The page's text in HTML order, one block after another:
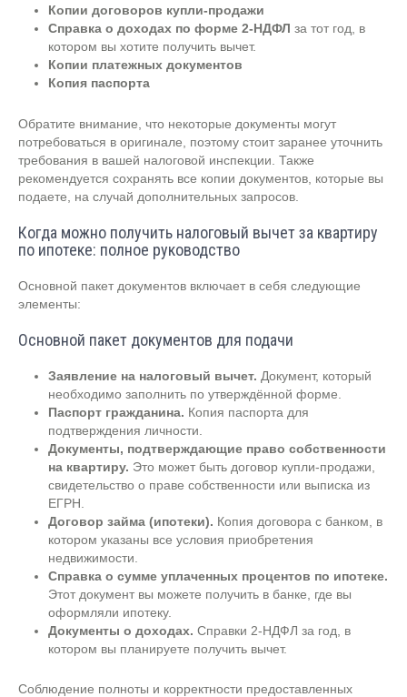
Копии договоров купли-продажи
Справка о доходах по форме 2-НДФЛ за тот год, в
котором вы хотите получить вычет.
Копии платежных документов
Копия паспорта
Обратите внимание, что некоторые документы могут
потребоваться в оригинале, поэтому стоит заранее уточнить
требования в вашей налоговой инспекции. Также
рекомендуется сохранять все копии документов, которые вы
подаете, на случай дополнительных запросов.
Когда можно получить налоговый вычет за квартиру
по ипотеке: полное руководство
Основной пакет документов включает в себя следующие
элементы:
Основной пакет документов для подачи
Заявление на налоговый вычет. Документ, который
необходимо заполнить по утверждённой форме.
Паспорт гражданина. Копия паспорта для
подтверждения личности.
Документы, подтверждающие право собственности
на квартиру. Это может быть договор купли-продажи,
свидетельство о праве собственности или выписка из
ЕГРН.
Договор займа (ипотеки). Копия договора с банком, в
котором указаны все условия приобретения
недвижимости.
Справка о сумме уплаченных процентов по ипотеке.
Этот документ вы можете получить в банке, где вы
оформляли ипотеку.
Документы о доходах. Справки 2-НДФЛ за год, в
котором вы планируете получить вычет.
Соблюдение полноты и корректности предоставленных